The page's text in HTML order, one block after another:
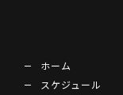
ホーム
スケジュール